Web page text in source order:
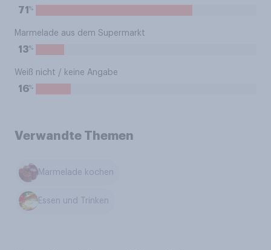
71 %
Marmelade aus dem Supermarkt
13%
Weiß nicht / keine Angabe
16%
Verwandte Themen
Marmelade kochen
Essen und Trinken